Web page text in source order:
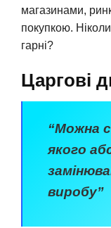
магазинами,
покупкою.
гарні?
Царгові
“Можна
якого
виробу”